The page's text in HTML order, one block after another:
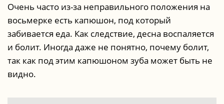
Очень часто из-за неправильного положения на
восьмерке есть капюшон, под который
забивается еда. Как следствие, десна воспаляется
и болит. Иногда даже не понятно, почему болит,
так как под этим капюшоном зуба может быть не
видно.